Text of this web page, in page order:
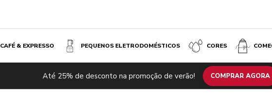
CAFÉ & EXPRESSO PEQUENOS ELETRODOMÉSTICOS CORES
Até 25% de desconto na promoção de verão! COMPRAR AGORA